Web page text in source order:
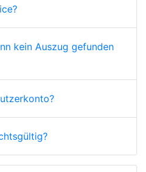
kein Auszug gefunden